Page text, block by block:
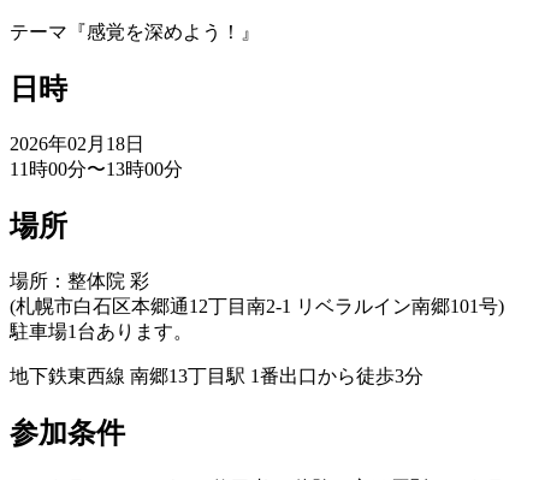
テーマ『感覚を深めよう！』
日時
2026年02月18日
11時00分〜13時00分
場所
場所：整体院 彩
(札幌市白石区本郷通12丁目南2-1 リベラルイン南郷101号)
駐車場1台あります。
地下鉄東西線 南郷13丁目駅 1番出口から徒歩3分
参加条件